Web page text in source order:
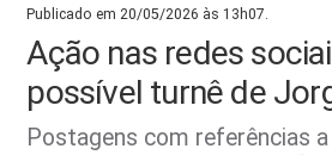
Publicado em 20/05/2026 às 13h07.
Ação nas redes
possível turnê de
Postagens com referências